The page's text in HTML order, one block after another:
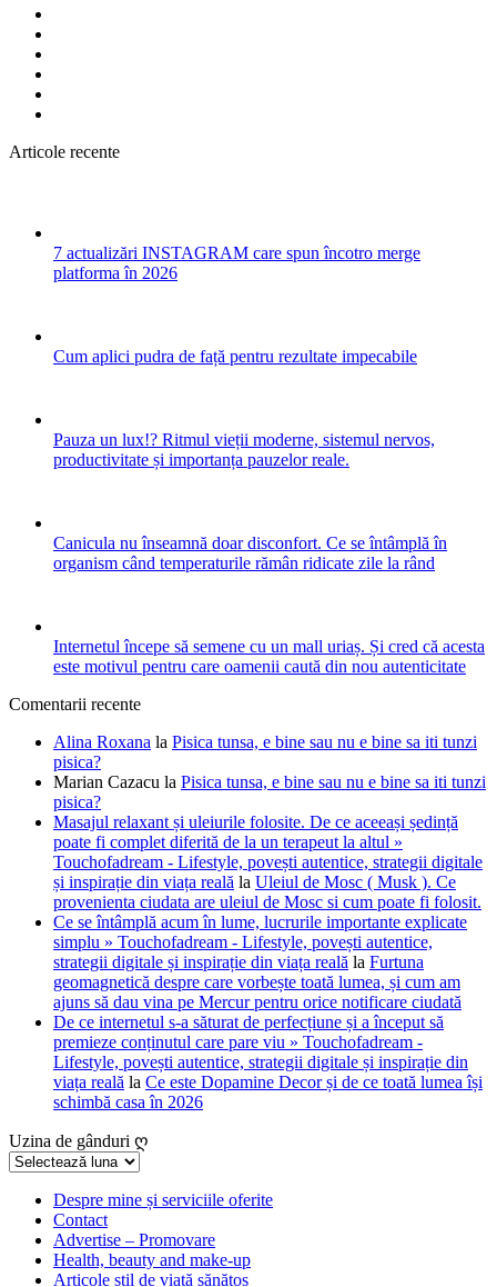
Articole recente
7 actualizări INSTAGRAM care spun încotro merge
platforma în 2026
Cum aplici pudra de față pentru rezultate impecabile
Pauza un lux!? Ritmul vieții moderne, sistemul nervos,
productivitate și importanța pauzelor reale.
Canicula nu înseamnă doar disconfort. Ce se întâmplă în
organism când temperaturile rămân ridicate zile la rând
Internetul începe să semene cu un mall uriaș. Și cred că acesta
este motivul pentru care oamenii caută din nou autenticitate
Comentarii recente
Alina Roxana la Pisica tunsa, e bine sau nu e bine sa iti tunzi
pisica?
Marian Cazacu la Pisica tunsa, e bine sau nu e bine sa iti tunzi
pisica?
Masajul relaxant și uleiurile folosite. De ce aceeași ședință
poate fi complet diferită de la un terapeut la altul »
Touchofadream - Lifestyle, povești autentice, strategii digitale
și inspirație din viața reală la Uleiul de Mosc ( Musk ). Ce
provenienta ciudata are uleiul de Mosc si cum poate fi folosit.
Ce se întâmplă acum în lume, lucrurile importante explicate
simplu » Touchofadream - Lifestyle, povești autentice,
strategii digitale și inspirație din viața reală la Furtuna
geomagnetică despre care vorbește toată lumea, și cum am
ajuns să dau vina pe Mercur pentru orice notificare ciudată
De ce internetul s-a săturat de perfecțiune și a început să
premieze conținutul care pare viu » Touchofadream -
Lifestyle, povești autentice, strategii digitale și inspirație din
viața reală la Ce este Dopamine Decor și de ce toată lumea își
schimbă casa în 2026
Uzina de gânduri ღ
Uzina
gânduriDespre mine și serviciile oferite
Contact
Advertise – Promovare
Health, beauty and make-up
Articole stil de viață sănătos